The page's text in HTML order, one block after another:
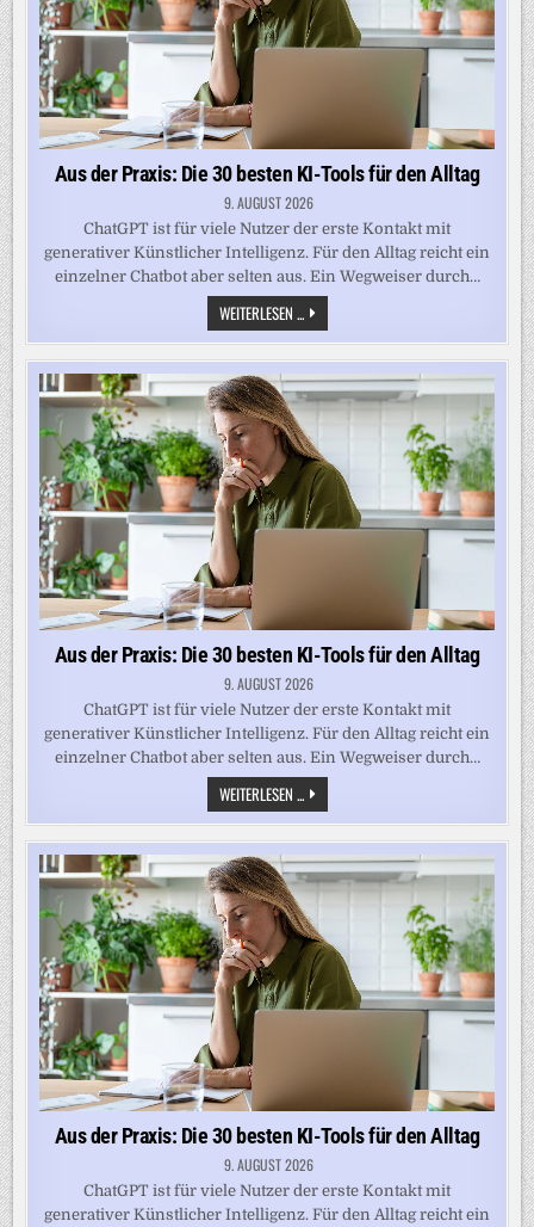
Aus der Praxis: Die 30 besten KI-Tools für den Alltag
9. AUGUST 2026
ChatGPT ist für viele Nutzer der erste Kontakt mit
generativer Künstlicher Intelligenz. Für den Alltag reicht ein
einzelner Chatbot aber selten aus. Ein Wegweiser durch…
WEITERLESEN ...AUS
DER
PRAXIS:
DIE
30
BESTEN
KI-
TOOLS
FÜR
DEN
ALLTAG
Aus der Praxis: Die 30 besten KI-Tools für den Alltag
9. AUGUST 2026
ChatGPT ist für viele Nutzer der erste Kontakt mit
generativer Künstlicher Intelligenz. Für den Alltag reicht ein
einzelner Chatbot aber selten aus. Ein Wegweiser durch…
WEITERLESEN ... AUS
DER
PRAXIS:
DIE
BESTEN
KI-
TOOLS
FÜR
DEN
ALLTAG
Aus der Praxis: Die 30 besten KI-Tools für den Alltag
9. AUGUST 2026
ChatGPT ist für viele Nutzer der erste Kontakt mit
generativer Künstlicher Intelligenz. Für den Alltag reicht ein